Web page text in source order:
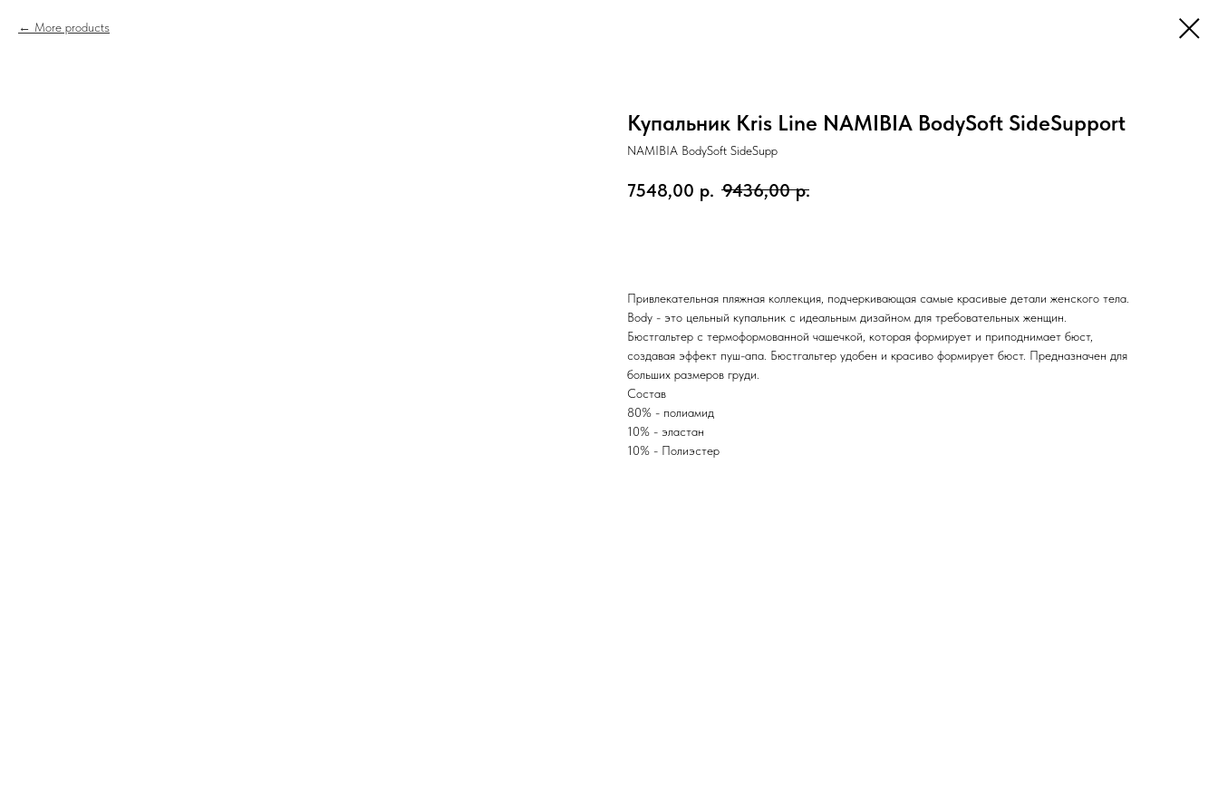
More products
Купальник Kris Line NAMIBIA BodySoft SideSupport
NAMIBIA BodySoft SideSupp
7548,00 р. 9436,00 р.
Привлекательная пляжная коллекция, подчеркивающая самые красивые детали женского тела.
Body - это цельный купальник с идеальным дизайном для требовательных женщин.
Бюстгальтер с термоформованной чашечкой, которая формирует и приподнимает бюст,
создавая эффект пуш-апа. Бюстгальтер удобен и красиво формирует бюст. Предназначен для
больших размеров груди.
Состав
80% - полиамид
10% - эластан
10% - Полиэстер